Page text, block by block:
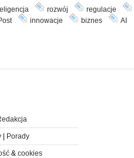
rozwój regulacje
innowacje biznes AI
| Porady
& cookies